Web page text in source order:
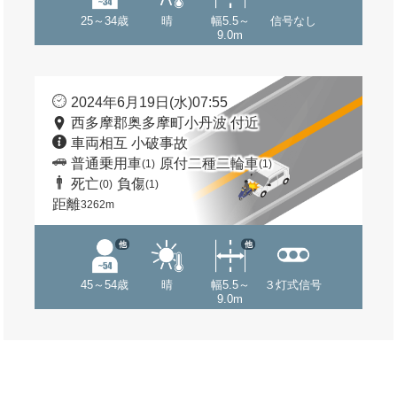
25～34歳 晴
幅5.5～
9.0m
信号なし
2024年6月19日(水)07:55
西多摩郡奥多摩町小丹波 付近
車両相互 小破事故
普通乗用車(1) 原付二種二輪車(1)
死亡(0) 負傷(1)
距離3262m
45～54歳
他
晴
幅5.5～
9.0m
他
３灯式信号